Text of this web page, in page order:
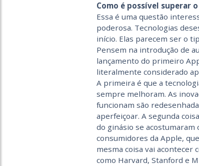
Como é possível superar
Essa é uma questão
poderosa. Tecnologias
início. Elas parecem ser o
Pensem na introdução de
lançamento do primeiro
literalmente considerado
A primeira é que a
sempre melhoram. As
funcionam são
aperfeiçoar. A segunda
do ginásio se
consumidores da Apple,
mesma coisa vai acontecer
como Harvard, Stanford e